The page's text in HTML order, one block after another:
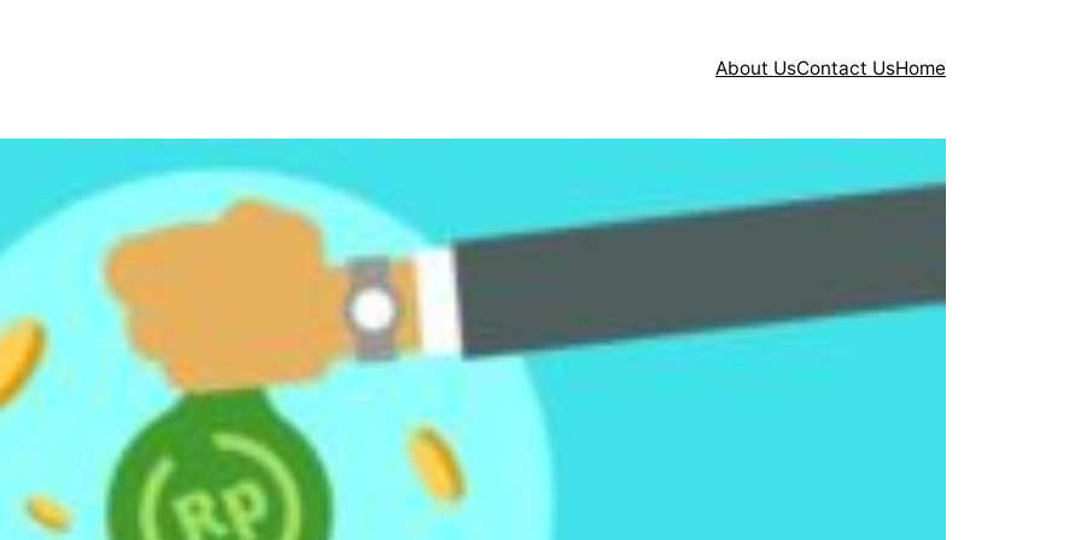
About UsContact UsHome